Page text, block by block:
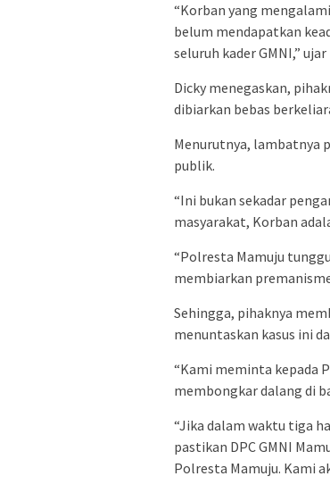
“Korban yang
belum mendapatkan
seluruh kader GMNI,”
Dicky menegaskan,
dibiarkan bebas
Menurutnya, lambatnya
publik.
“Ini bukan sekadar
masyarakat, Korban
“Polresta Mamuju
membiarkan
Sehingga, pihaknya
menuntaskan kasus ini
“Kami meminta kepada
membongkar dalang di
“Jika dalam waktu tiga
pastikan DPC GMNI
Polresta Mamuju. Kami